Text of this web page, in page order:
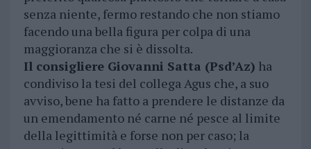
senza niente, fermo restando che non stiamo
facendo una bella figura per colpa di una
maggioranza che si è dissolta.
Il consigliere Giovanni Satta (Psd’Az) ha
condiviso la tesi del collega Agus che, a suo
avviso, bene ha fatto a prendere le distanze da
un emendamento né carne né pesce al limite
della legittimità e forse non per caso; la